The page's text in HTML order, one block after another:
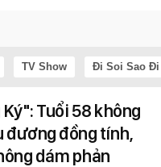
TV Show Đi Soi Sao Đi
Tuổi 58 không
đương đồng tính,
dám phản